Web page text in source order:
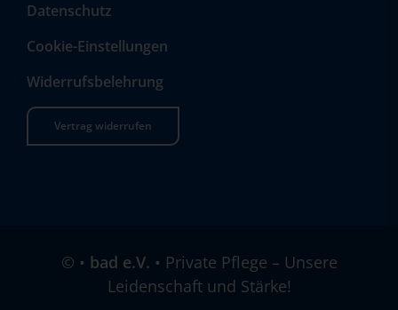
Datenschutz
Cookie-Einstellungen
Widerrufsbelehrung
Vertrag widerrufen
© • bad e.V. • Private Pflege – Unsere
Leidenschaft und Stärke!